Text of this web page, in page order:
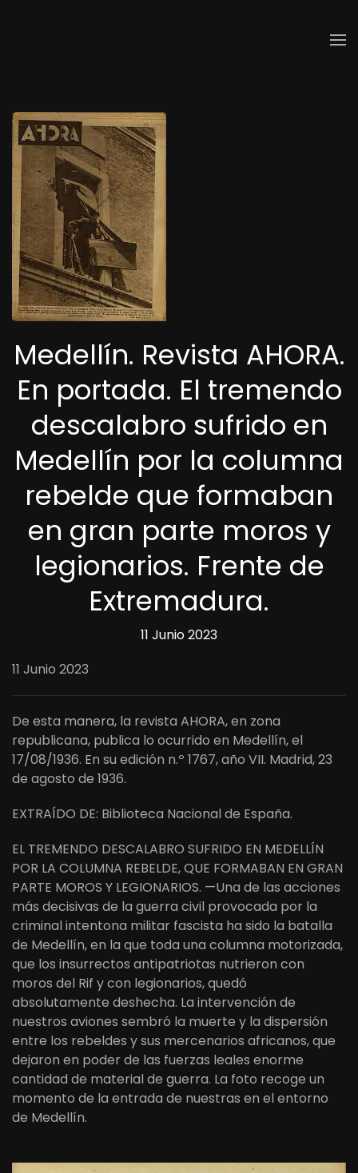
Medellín. Revista AHORA.
En portada. El tremendo
descalabro sufrido en
Medellín por la columna
rebelde que formaban
en gran parte moros y
legionarios. Frente de
Extremadura.
11 Junio 2023
11 Junio 2023
De esta manera, la revista AHORA, en zona
republicana, publica lo ocurrido en Medellín, el
17/08/1936. En su edición n.º 1767, año VII. Madrid, 23
de agosto de 1936.
EXTRAÍDO DE: Biblioteca Nacional de España.
EL TREMENDO DESCALABRO SUFRIDO EN MEDELLÍN
POR LA COLUMNA REBELDE, QUE FORMABAN EN GRAN
PARTE MOROS Y LEGIONARIOS. —Una de las acciones
más decisivas de la guerra civil provocada por la
criminal intentona militar fascista ha sido la batalla
de Medellín, en la que toda una columna motorizada,
que los insurrectos antipatriotas nutrieron con
moros del Rif y con legionarios, quedó
absolutamente deshecha. La intervención de
nuestros aviones sembró la muerte y la dispersión
entre los rebeldes y sus mercenarios africanos, que
dejaron en poder de las fuerzas leales enorme
cantidad de material de guerra. La foto recoge un
momento de la entrada de nuestras en el entorno
de Medellín.